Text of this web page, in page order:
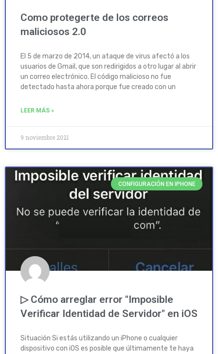
Como protegerte de los correos
maliciosos 2.0
El 5 de marzo de 2014, un ataque de virus afectó a los
usuarios de Gmail, que son redirigidos a otro lugar al abrir
un correo electrónico. El código malicioso no fue
detectado hasta ahora porque fue creado con un
LEER MÁS »
9 noviembre 2021
CONFIGURACIÓN EN IPHONE
▷ Cómo arreglar error "Imposible
Verificar Identidad de Servidor" en iOS
Situación Si estás utilizando un iPhone o cualquier
dispositivo con iOS es posible que últimamente te haya